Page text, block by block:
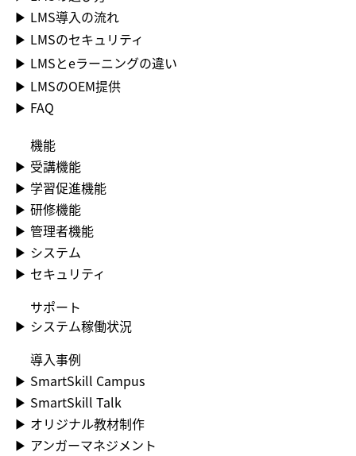
▶ LMS導入の流れ
▶ LMSのセキュリティ
▶ LMSとeラーニングの違い
▶ LMSのOEM提供
▶ FAQ
機能
▶​ 受講機能
▶​ 学習促進機能
▶​ 研修機能
▶​ 管理者機能
▶​ システム
▶​ セキュリティ
​サポート
▶​ システム稼働状況
​導入事例
▶​ SmartSkill Campus
▶​ SmartSkill Talk
▶​ オリジナル教材制作
▶​ アンガーマネジメント